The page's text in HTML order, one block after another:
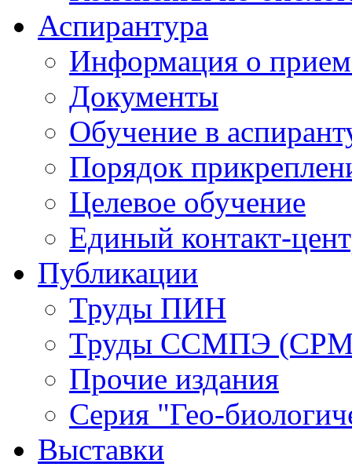
Аспирантура
Информация о
Документы
Обучение в
Порядок
Целевое обучение
Единый контакт-
Публикации
Труды ПИН
Труды ССМПЭ
Прочие издания
Серия "Гео-
Выставки